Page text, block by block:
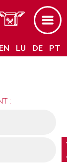
EN LU DE PT
: